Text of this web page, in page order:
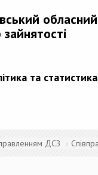
обласний
та статистика
ДСЗ